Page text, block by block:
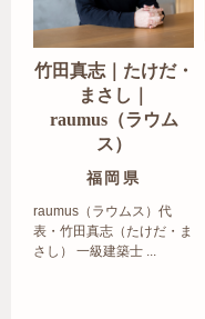
竹田真志｜たけだ・
まさし｜
raumus（ラウム
ス）
福岡県
raumus（ラウムス）代
表・竹田真志（たけだ・ま
さし） 一級建築士 ...